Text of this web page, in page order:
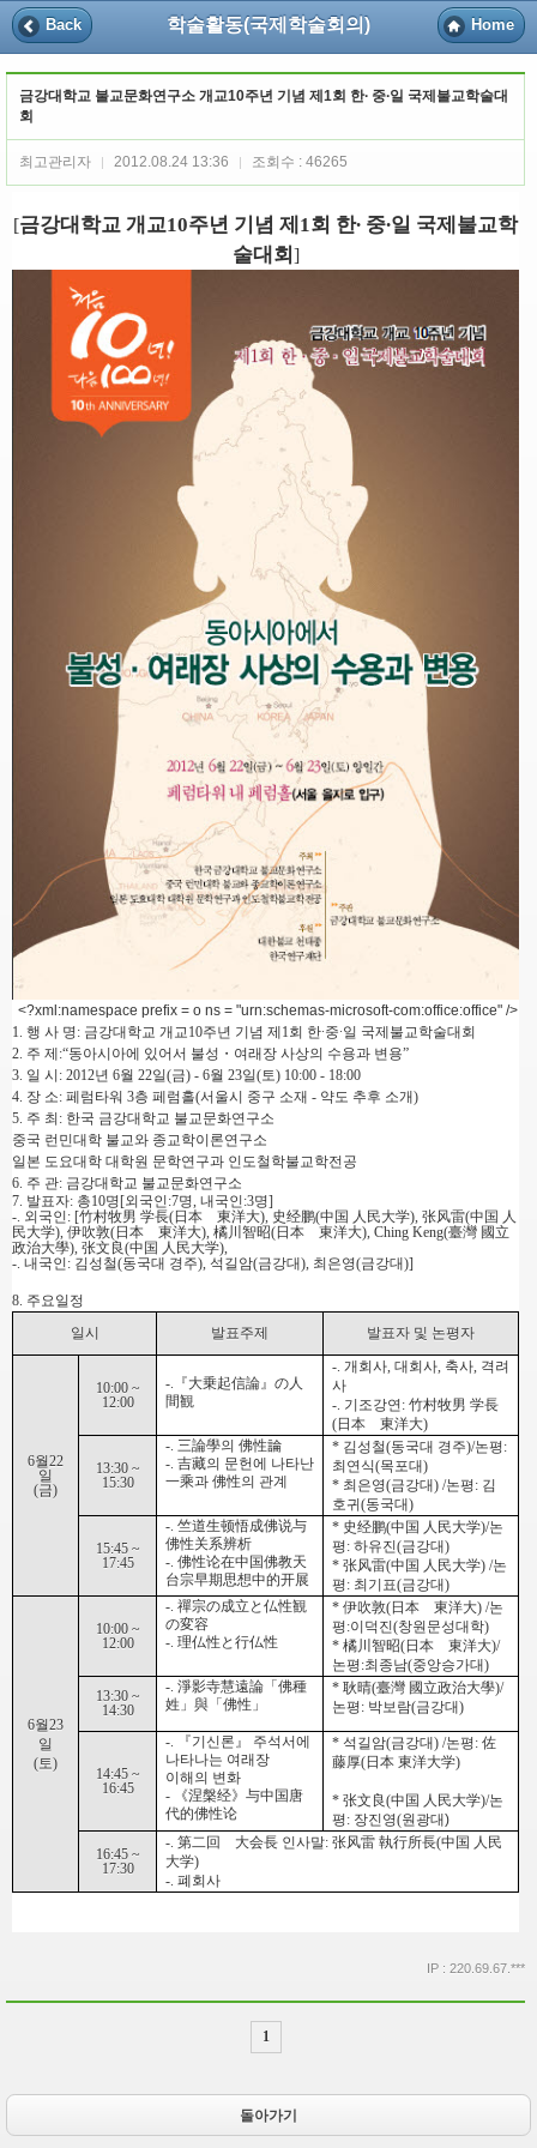
Back 학술활동(국제학술회의) Home
금강대학교 불교문화연구소 개교10주년 기념 제1회 한∙ 중∙일 국제불교학술대
회
최고관리자 2012.08.24 13:36 조회수 : 46265
[금강대학교 개교10주년 기념 제1회 한∙ 중∙일 국제불교학
술대회 ]
<?xml:namespace prefix = o ns = "urn:schemas-microsoft-com:office:office" />
1. 행 사 명: 금강대학교 개교10주년 기념 제1회 한∙중∙일 국제불교학술대회
2. 주 제:“동아시아에 있어서 불성・여래장 사상의 수용과 변용”
3. 일 시: 2012년 6월 22일(금) - 6월 23일(토) 10:00 - 18:00
4. 장 소: 페럼타워 3층 페럼홀(서울시 중구 소재 - 약도 추후 소개)
5. 주 최: 한국 금강대학교 불교문화연구소
중국 런민대학 불교와 종교학이론연구소
일본 도요대학 대학원 문학연구과 인도철학불교학전공
6. 주 관: 금강대학교 불교문화연구소
7. 발표자: 총10명[외국인:7명, 내국인:3명]
-. 외국인: [竹村牧男 学長(日本 東洋大), 史经鹏(中国 人民大学), 张风雷(中国 人
民大学), 伊吹敦(日本 東洋大), 橘川智昭(日本 東洋大), Ching Keng(臺灣 國立
政治大學), 张文良(中国 人民大学),
-. 내국인: 김성철(동국대 경주), 석길암(금강대), 최은영(금강대)]
8. 주요일정
일시
발표주제 발표자 및 논평자
6월22
일
(금)
10:00 ~
12:00
-.『大乗起信論』の人
間観
-. 개회사, 대회사, 축사, 격려
사
-. 기조강연: 竹村牧男 学長
(日本 東洋大)
13:30 ~
15:30
-. 三論學의 佛性論
-. 吉藏의 문헌에 나타난
一乘과 佛性의 관계
* 김성철(동국대 경주)/논평:
최연식(목포대)
* 최은영(금강대) /논평: 김
호귀(동국대)
15:45 ~
17:45
-. 竺道生顿悟成佛说与
佛性关系辨析
-. 佛性论在中国佛教天
台宗早期思想中的开展
* 史经鹏(中国 人民大学)/논
평: 하유진(금강대)
* 张风雷(中国 人民大学) /논
평: 최기표(금강대)
6월23
일
(토)
10:00 ~
12:00
-. 禪宗の成立と仏性観
の変容
-. 理仏性と行仏性
* 伊吹敦(日本 東洋大) /논
평:이덕진(창원문성대학)
* 橘川智昭(日本 東洋大)/
논평:최종남(중앙승가대)
13:30 ~
14:30
-. 淨影寺慧遠論「佛種
姓」與「佛性」
* 耿晴(臺灣 國立政治大學)/
논평: 박보람(금강대)
14:45 ~
16:45
-. 『기신론』 주석서에
나타나는 여래장
이해의 변화
-
《涅槃经》与中国唐
代的佛性论
* 석길암(금강대) /논평: 佐
藤厚(日本 東洋大学)
* 张文良(中国 人民大学)/논
평: 장진영(원광대)
16:45 ~
17:30
-. 第二回 大会長 인사말: 张风雷 執行所長(中国 人民
大学)
-. 폐회사
IP : 220.69.67.***
1
돌아가기